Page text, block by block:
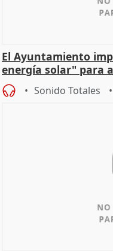
El Ayuntamiento
energía solar" para
Sonido Totales